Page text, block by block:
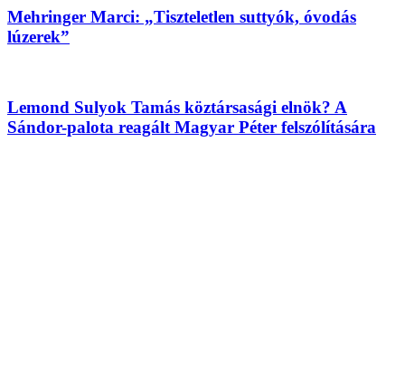
Mehringer Marci: „Tiszteletlen suttyók, óvodás
lúzerek”
Lemond Sulyok Tamás köztársasági elnök? A
Sándor-palota reagált Magyar Péter felszólítására